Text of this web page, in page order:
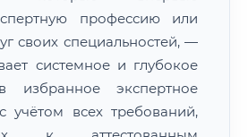
профессию или
своих специальностей, —
системное и глубокое
избранное экспертное
учётом всех требований,